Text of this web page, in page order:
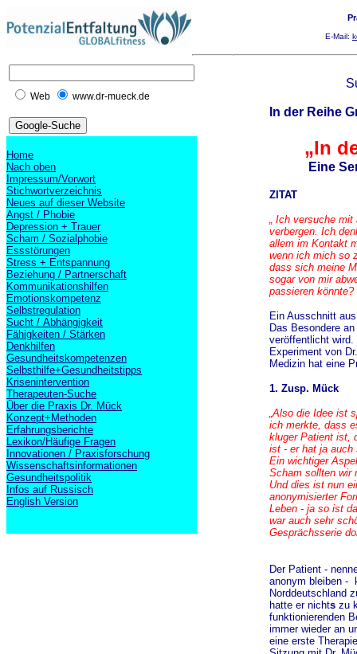
E-Mail:
Web www.dr-mueck.de
Home
Nach oben
Impressum/Vorwort
Stichwortverzeichnis
Neues auf dieser Website
Angst / Phobie
Depression + Trauer
Scham / Sozialphobie
Essstörungen
Stress + Entspannung
Beziehung / Partnerschaft
Kommunikationshilfen
Emotionskompetenz
Selbstregulation
Sucht / Abhängigkeit
Fähigkeiten / Stärken
Denkhilfen
Gesundheitskompetenzen
Selbsthilfe+Gesundheitstipps
Krisenintervention
Therapeuten-Suche
Über die Praxis Dr. Mück
Konzept+Methoden
Erfahrungsberichte
Lexikon/Häufige Fragen
Innovationen / Praxisforschung
Wissenschaftsinformationen
Gesundheitspolitik
Infos auf Russisch
English Version
In der Reihe
„In
Eine
ZITAT
„ Ich versuche mit
verbergen. Ich
allem im Kontakt
wenn ich mich so
dass sich meine
sogar von mir
passieren
Ein Ausschnitt
Das Besondere
veröffentlicht wird.
Experiment von
Medizin hat eine
1. Zusp. Mück
„Also die Idee ist
ich merkte, dass
kluger Patient ist,
ist - er hat ja auch
Ein wichtiger
Scham sollten wir
Und dies ist nun
anonymisierter
Leben - ja so ist
war auch sehr
Gesprächsserie
Der Patient -
anonym bleiben -
Norddeutschland
hatte er nichts zu
funktionierenden
immer wieder an
eine erste